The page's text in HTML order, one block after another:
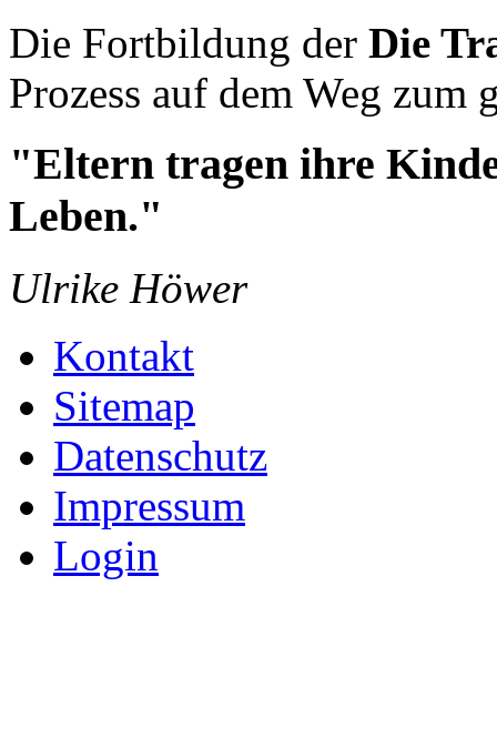
Die Fortbildung der Die
Prozess auf dem Weg zum
"Eltern tragen ihre
Leben."
Ulrike Höwer
Kontakt
Sitemap
Datenschutz
Impressum
Login